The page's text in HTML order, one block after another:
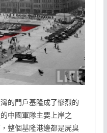
的門戶基隆成了慘烈的
中國軍隊主要上岸之
整個基隆港邊都是屍臭